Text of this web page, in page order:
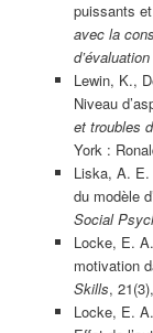
puissants
avec la
d’évaluation
Lewin, K.,
Niveau
et troubles
York :
Liska, A. E.
du modèle
Social
Locke, E.
motivation
Skills,
Locke, E.